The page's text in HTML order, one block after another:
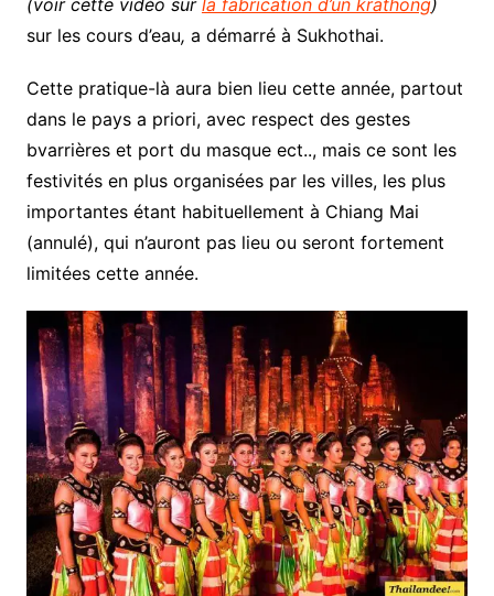
sur les cours d’eau, a démarré à Sukhothai.
Cette pratique-là aura bien lieu cette année, partout
dans le pays a priori, avec respect des gestes
bvarrières et port du masque ect.., mais ce sont les
festivités en plus organisées par les villes, les plus
importantes étant habituellement à Chiang Mai
(annulé), qui n’auront pas lieu ou seront fortement
limitées cette année.